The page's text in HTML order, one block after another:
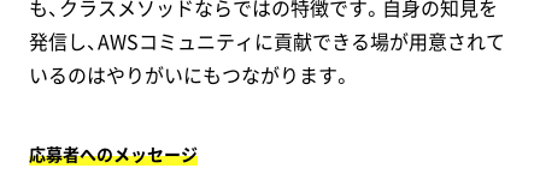
も、クラスメソッドならではの特徴です。自身の知見を
発信し、AWSコミュニティに貢献できる場が用意されて
いるのはやりがいにもつながります。
応募者へのメッセージ